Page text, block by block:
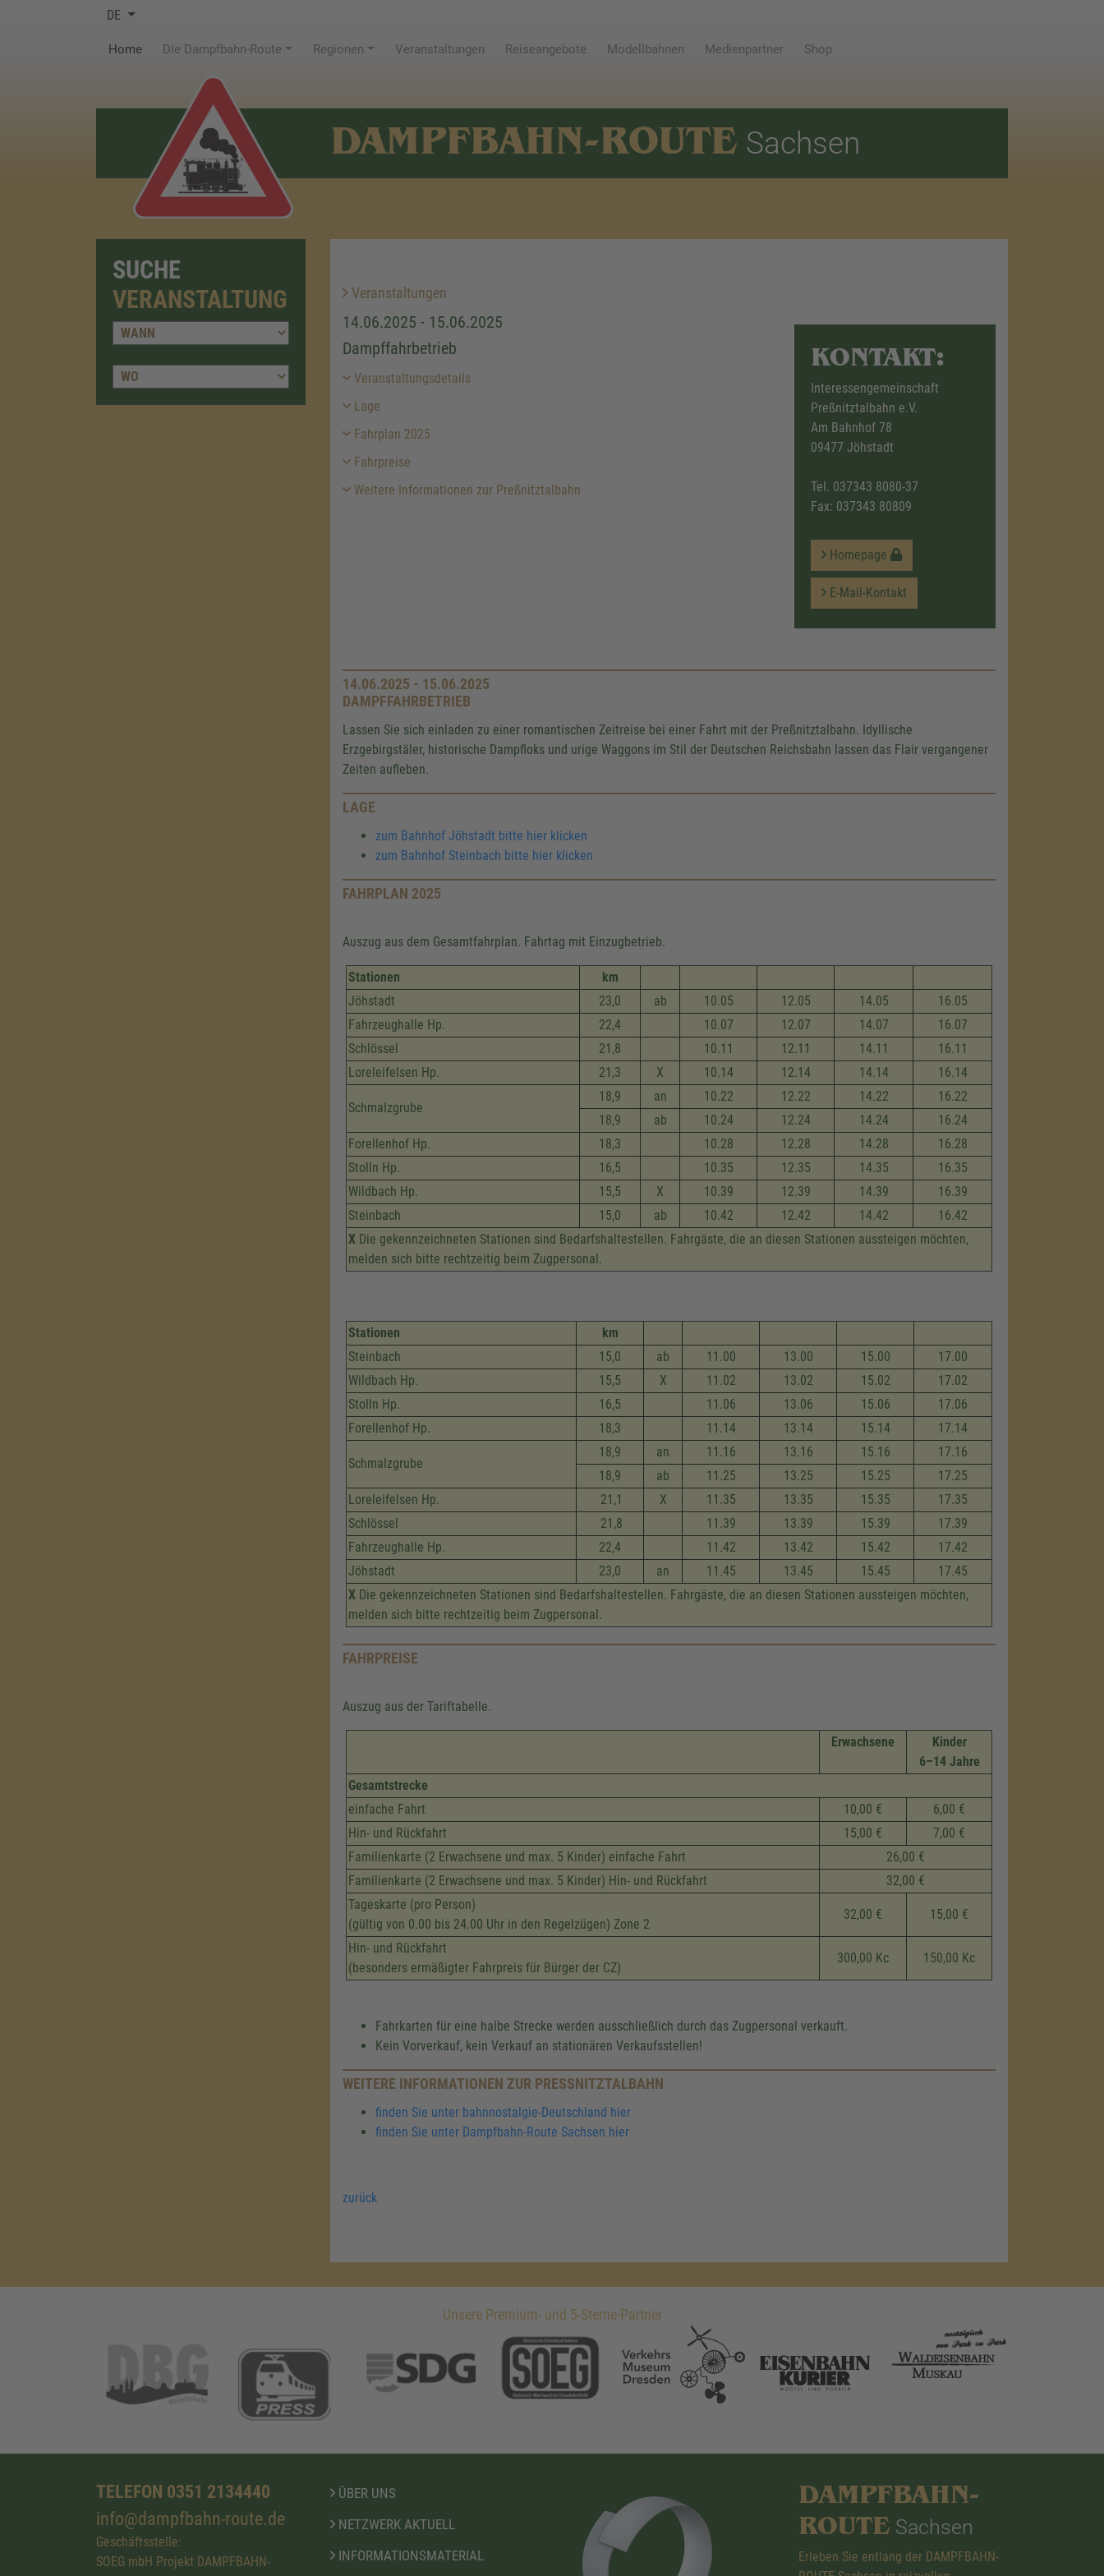
DE
Home(current)Die Dampfbahn-Route Regionen Veranstaltungen Reiseangebote Modellbahnen Medienpartner Shop
DAMPFBAHN-ROUTE Sachsen
SUCHE
VERANSTALTUNG
Veranstaltungen
14.06.2025 - 15.06.2025
Dampffahrbetrieb
Veranstaltungsdetails
Lage
Fahrplan 2025
Fahrpreise
Weitere Informationen zur Preßnitztalbahn
KONTAKT:
Interessengemeinschaft
Preßnitztalbahn e.V.
Am Bahnhof 78
09477 Jöhstadt
Tel. 037343 8080-37
Fax: 037343 80809
Homepage
E-Mail-Kontakt
14.06.2025 - 15.06.2025
DAMPFFAHRBETRIEB
Lassen Sie sich einladen zu einer romantischen Zeitreise bei einer Fahrt mit der Preßnitztalbahn. Idyllische
Erzgebirgstäler, historische Dampfloks und urige Waggons im Stil der Deutschen Reichsbahn lassen das Flair vergangener
Zeiten aufleben.
LAGE
zum Bahnhof Jöhstadt bitte hier klicken
zum Bahnhof Steinbach bitte hier klicken
FAHRPLAN 2025
Auszug aus dem Gesamtfahrplan. Fahrtag mit Einzugbetrieb.
Stationen
km
Jöhstadt
23,0 ab 10.05 12.05 14.05
16.05
Fahrzeug­halle Hp.
22,4 10.07 12.07 14.07
16.07
Schlössel
21,8 10.11 12.11 14.11
16.11
Loreleifelsen Hp.
21,3 X 10.14 12.14 14.14 16.14
Schmalzgrube
18,9 an 10.22 12.22 14.22
16.22
18,9
ab 10.24 12.24 14.24
16.24
Forellenhof Hp.
18,3 10.28 12.28 14.28
16.28
Stolln Hp.
16,5 10.35 12.35 14.35
16.35
Wildbach Hp.
15,5 X 10.39 12.39 14.39
16.39
Steinbach
15,0 ab 10.42 12.42 14.42
16.42
X Die gekennzeichneten Stationen sind Bedarfshaltestellen. Fahrgäste, die an diesen Stationen aussteigen möchten,
melden sich bitte rechtzeitig beim Zugpersonal.
Stationen
km
Steinbach
15,0 ab 11.00 13.00 15.00
17.00
Wildbach Hp.
15,5 X 11.02 13.02 15.02
17.02
Stolln Hp.
16,5 11.06 13.06 15.06
17.06
Forellenhof Hp.
18,3 11.14 13.14 15.14 17.14
Schmalzgrube
18,9 an 11.16 13.16 15.16
17.16
18,9
ab 11.25 13.25 15.25
17.25
Loreleifelsen Hp.
21,1 X 11.35 13.35 15.35
17.35
Schlössel
21,8 11.39 13.39 15.39
17.39
Fahrzeug­halle Hp.
22,4 11.42 13.42 15.42
17.42
Jöhstadt
23,0 an 11.45 13.45 15.45
17.45
X Die gekennzeichneten Stationen sind Bedarfshaltestellen. Fahrgäste, die an diesen Stationen aussteigen möchten,
melden sich bitte rechtzeitig beim Zugpersonal.
FAHRPREISE
Auszug aus der Tariftabelle.
Erwachsene
Kinder
6–14 Jahre
Gesamtstrecke
einfache Fahrt
10,00 €
6,00 €
Hin- und Rückfahrt
15,00 €
7,00 €
Familienkarte (2 Erwachsene und max. 5 Kinder) einfache Fahrt
26,00 €
Familienkarte (2 Erwachsene und max. 5 Kinder) Hin- und Rückfahrt
32,00 €
Tageskarte (pro Person)
(gültig von 0.00 bis 24.00 Uhr in den Regelzügen) Zone 2
32,00 € 15,00 €
Hin- und Rückfahrt
(besonders ermäßigter Fahrpreis für Bürger der CZ)
300,00 Kc 150,00 Kc
Fahrkarten für eine halbe Strecke werden ausschließlich durch das Zugpersonal verkauft.
Kein Vorverkauf, kein Verkauf an stationären Verkaufsstellen!
WEITERE INFORMATIONEN ZUR PRESSNITZTALBAHN
finden Sie unter bahnnostalgie-Deutschland hier
finden Sie unter Dampfbahn-Route Sachsen hier
zurück
Unsere Premium- und 5-Sterne-Partner
TELEFON 0351 2134440
info@dampfbahn-route.de
Geschäftsstelle:
SOEG mbH Projekt DAMPFBAHN-
ÜBER UNS
NETZWERK AKTUELL
INFORMATIONSMATERIAL
DAMPFBAHN-
ROUTE Sachsen
Erleben Sie entlang der DAMPFBAHN-